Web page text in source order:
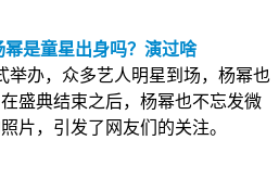
是童星出身吗？演过啥
办，众多艺人明星到场，杨幂也
盛典结束之后，杨幂也不忘发微
照片，引发了网友们的关注。